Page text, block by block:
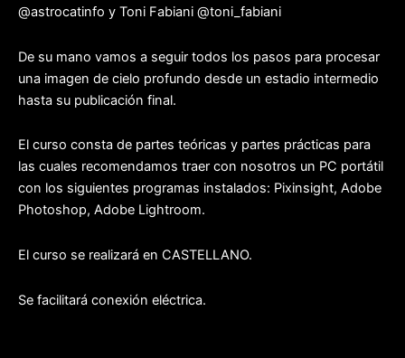
@astrocatinfo y Toni Fabiani @toni_fabiani
De su mano vamos a seguir todos los pasos para procesar
una imagen de cielo profundo desde un estadio intermedio
hasta su publicación final.
El curso consta de partes teóricas y partes prácticas para
las cuales recomendamos traer con nosotros un PC portátil
con los siguientes programas instalados: Pixinsight, Adobe
Photoshop, Adobe Lightroom.
El curso se realizará en CASTELLANO.
Se facilitará conexión eléctrica.